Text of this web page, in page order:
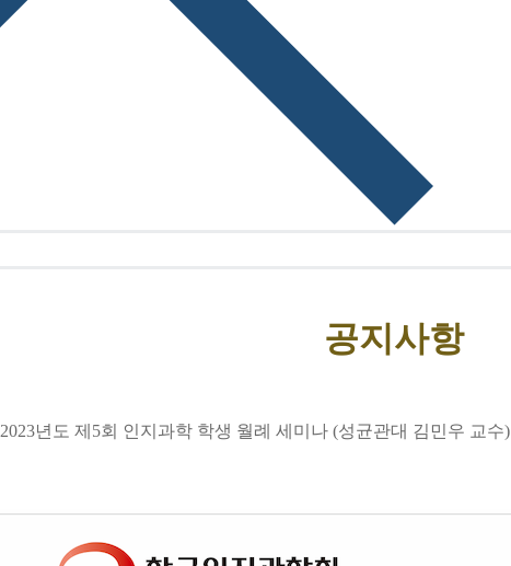
공지사항
2023년도 제5회 인지과학 학생 월례 세미나 (성균관대 김민우 교수)